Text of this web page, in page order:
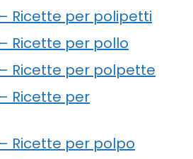
Ricette per polipetti
Ricette per pollo
Ricette per polpette
Ricette per
Ricette per polpo